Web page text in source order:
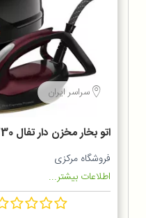
سراسر ایران
اتو بخار مخزن دار تفال GV9230
فروشگاه مرکزی
اطلاعات بیشتر...